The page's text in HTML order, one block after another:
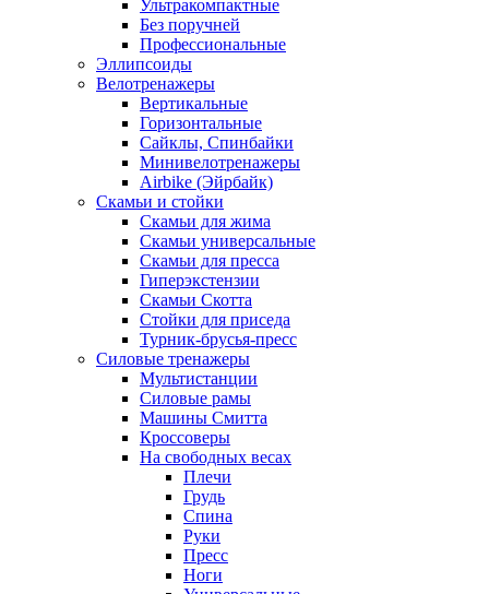
Ультракомпактные
Без поручней
Профессиональные
Эллипсоиды
Велотренажеры
Вертикальные
Горизонтальные
Сайклы, Спинбайки
Минивелотренажеры
Airbike (Эйрбайк)
Скамьи и стойки
Скамьи для жима
Скамьи универсальные
Скамьи для пресса
Гиперэкстензии
Скамьи Скотта
Стойки для приседа
Турник-брусья-пресс
Силовые тренажеры
Мультистанции
Силовые рамы
Машины Смитта
Кроссоверы
На свободных весах
Плечи
Грудь
Спина
Руки
Пресс
Ноги